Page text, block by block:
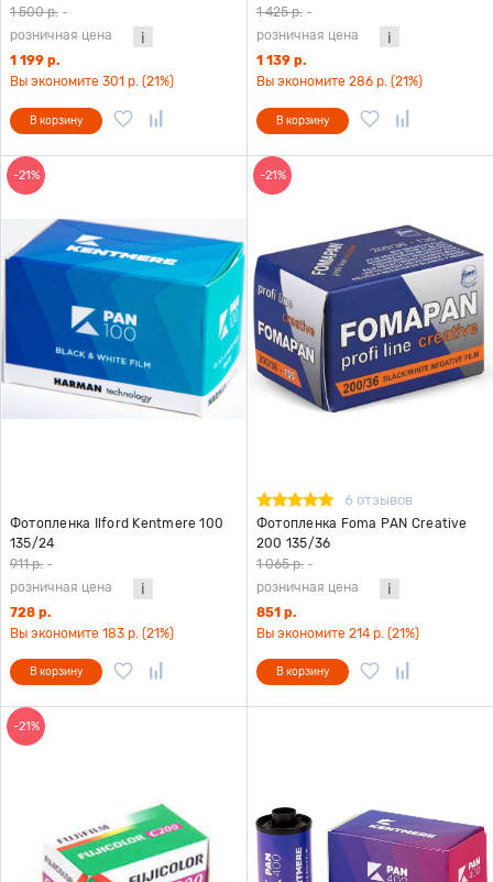
1 500 р. -
розничная цена
1 199 р.
Вы экономите 301 р. (21%)
В корзину
1 425 р. -
розничная цена
1 139 р.
Вы экономите 286 р. (21%)
В корзину
-21%
Фотопленка Ilford Kentmere 100
135/24
911 р. -
розничная цена
728 р.
Вы экономите 183 р. (21%)
В корзину
-21%
6 отзывов
Фотопленка Foma PAN Creative
200 135/36
1 065 р. -
розничная цена
851 р.
Вы экономите 214 р. (21%)
В корзину
-21%